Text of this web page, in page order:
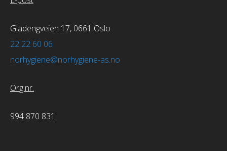
Gladengveien 17, 0661 Oslo
22 22 60 06
norhygiene@norhygiene-as.no
Org.nr.
994 870 831